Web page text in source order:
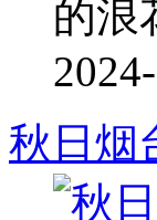
的浪
秋日烟